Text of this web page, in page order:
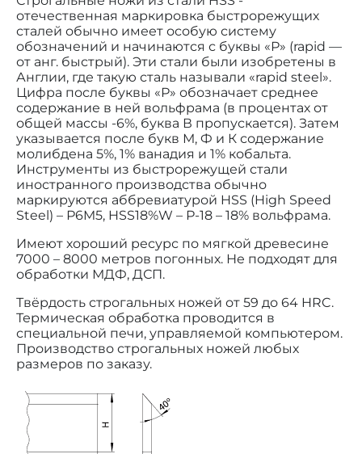
отечественная маркировка быстрорежущих
сталей обычно имеет особую систему
обозначений и начинаются с буквы «Р» (rapid —
от анг. быстрый). Эти стали были изобретены в
Англии, где такую сталь называли «rapid steel».
Цифра после буквы «Р» обозначает среднее
содержание в ней вольфрама (в процентах от
общей массы -6%, буква В пропускается). Затем
указывается после букв М, Ф и К содержание
молибдена 5%, 1% ванадия и 1% кобальта.
Инструменты из быстрорежущей стали
иностранного производства обычно
маркируются аббревиатурой HSS (High Speed
Steel) – Р6M5, HSS18%W – Р-18 – 18% вольфрама.
Имеют хороший ресурс по мягкой древесине
7000 – 8000 метров погонных. Не подходят для
обработки МДФ, ДСП.
Твёрдость строгальных ножей от 59 до 64 HRC.
Термическая обработка проводится в
специальной печи, управляемой компьютером.
Производство строгальных ножей любых
размеров по заказу.